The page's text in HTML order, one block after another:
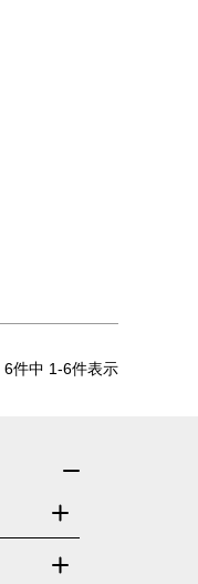
6件中 1-6件表示